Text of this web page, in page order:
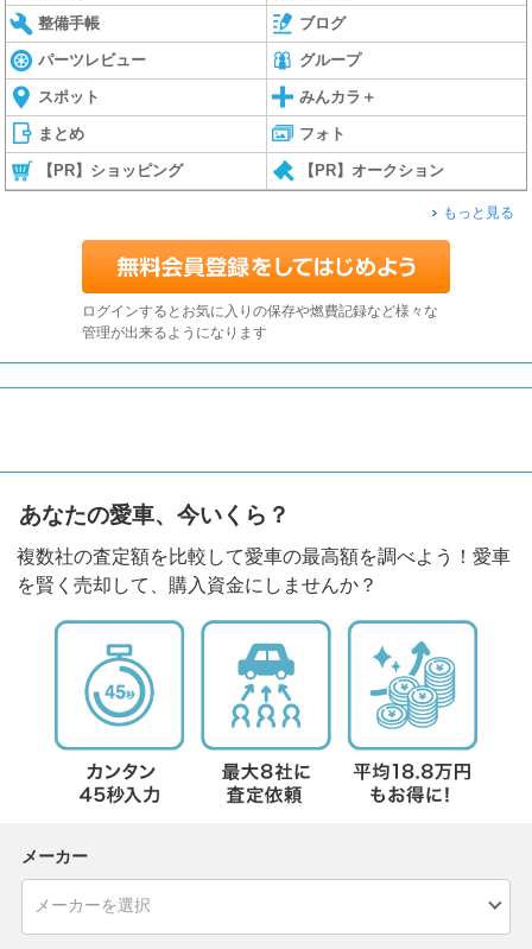
整備手帳 ブログ
パーツレビュー グループ
スポット みんカラ＋
まとめ フォト
【PR】ショッピング 【PR】オークション
もっと見る
ログインするとお気に入りの保存や燃費記録など様々な
管理が出来るようになります
あなたの愛車、今いくら？
複数社の査定額を比較して愛車の最高額を調べよう！愛車
を賢く売却して、購入資金にしませんか？
メーカー